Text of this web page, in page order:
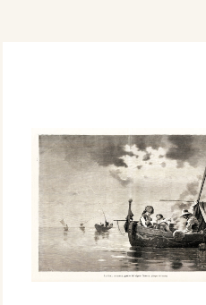
Anno IV, n. 25, 20
sul Vesuvio - La
del sig. Cosenza),
Milano, Treves, I°
p. 401 ill..
quadro del sig.
(Barberis inc.),
II° semestre, Anno